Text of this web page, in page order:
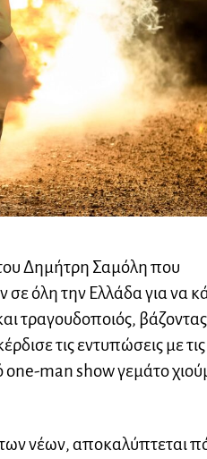
Δημήτρη Σαμόλη που
όλη την Ελλάδα για να
τραγουδοποιός,
τις εντυπώσεις με τις
one-man show γεμάτο
νέων, αποκαλύπτεται